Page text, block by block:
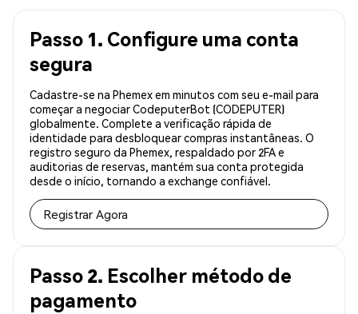
Passo 1. Configure uma conta
segura
Cadastre-se na Phemex em minutos com seu e-mail para
começar a negociar CodeputerBot (CODEPUTER)
globalmente. Complete a verificação rápida de
identidade para desbloquear compras instantâneas. O
registro seguro da Phemex, respaldado por 2FA e
auditorias de reservas, mantém sua conta protegida
desde o início, tornando a exchange confiável.
Registrar Agora
Passo 2. Escolher método de
pagamento